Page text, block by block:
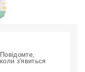
Повідомте,
коли з'явиться